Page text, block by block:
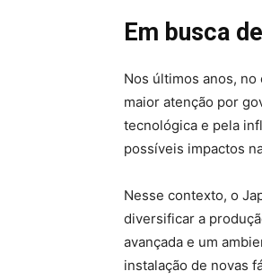
Em busca
Nos últimos anos,
maior atenção por
tecnológica e pela
possíveis impactos
Nesse contexto, o
diversificar a
avançada e um
instalação de novas